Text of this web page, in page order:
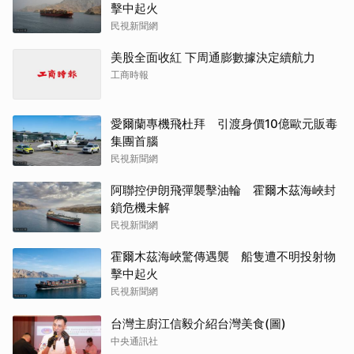
擊中起火
民視新聞網
美股全面收紅 下周通膨數據決定續航力
工商時報
愛爾蘭專機飛杜拜 引渡身價10億歐元販毒
集團首腦
民視新聞網
阿聯控伊朗飛彈襲擊油輪 霍爾木茲海峽封
鎖危機未解
民視新聞網
霍爾木茲海峽驚傳遇襲 船隻遭不明投射物
擊中起火
民視新聞網
台灣主廚江信毅介紹台灣美食(圖)
中央通訊社